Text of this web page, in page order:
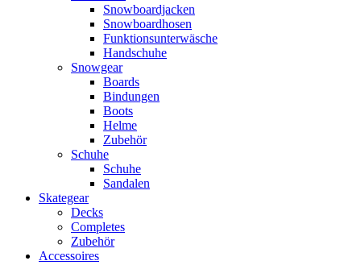
Snowboardjacken
Snowboardhosen
Funktionsunterwäsche
Handschuhe
Snowgear
Boards
Bindungen
Boots
Helme
Zubehör
Schuhe
Schuhe
Sandalen
Skategear
Decks
Completes
Zubehör
Accessoires